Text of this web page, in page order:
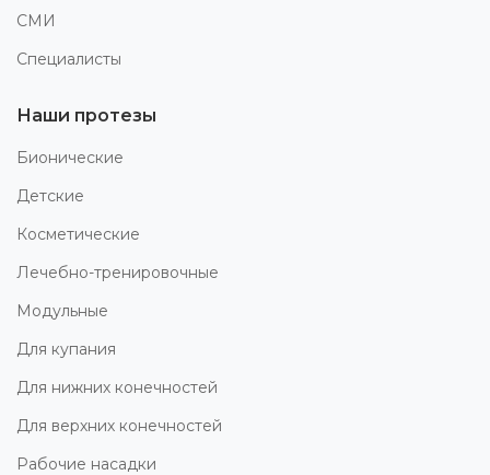
СМИ
Специалисты
Наши протезы
Бионические
Детские
Косметические
Лечебно-тренировочные
Модульные
Для купания
Для нижних конечностей
Для верхних конечностей
Рабочие насадки